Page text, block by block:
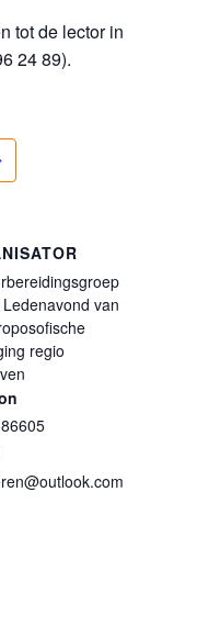
tot de lector in
24 89).
van
regio